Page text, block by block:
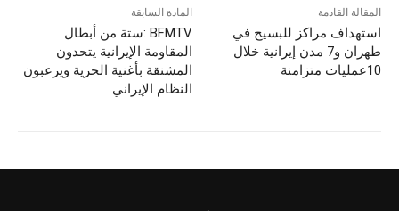
o
o
k
d
o
n
المادة السابقة
BFMTV :ستة من أبطال
المقاومة الإيرانية يتحدون
المشنقة بأغنية الحرية ويرعبون
النظام الإيراني
المقالة القادمة
استهداف مراكز للبسيج في
طهران و7 مدن إيرانية خلال
10عمليات متزامنة